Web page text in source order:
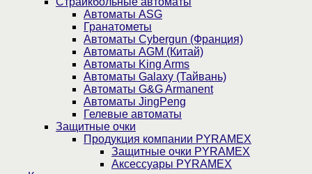
Автоматы ASG
Гранатометы
Автоматы Cybergun (Франция)
Автоматы AGM (Китай)
Автоматы King Arms
Автоматы Galaxy (Тайвань)
Автоматы G&G Armanent
Автоматы JingPeng
Гелевые автоматы
Защитные очки
Продукция компании PYRAMEX
Защитные очки PYRAMEX
Аксессуары PYRAMEX